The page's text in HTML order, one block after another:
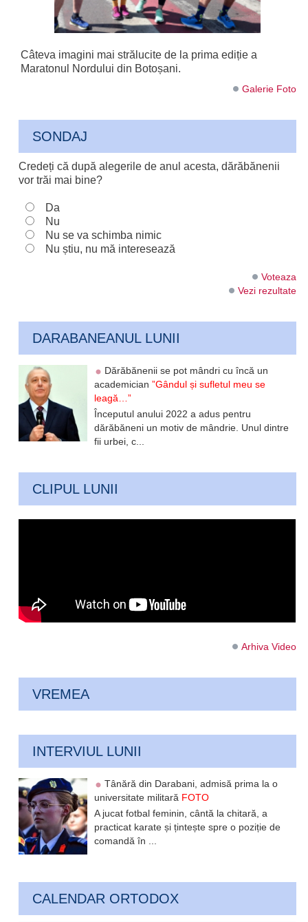
Câteva imagini mai strălucite de la prima ediție a
Maratonul Nordului din Botoșani.
Galerie Foto
SONDAJ
Credeți că după alegerile de anul acesta, dărăbănenii
vor trăi mai bine?
Da
Nu
Nu se va schimba nimic
Nu știu, nu mă interesează
Voteaza
Vezi rezultate
DARABANEANUL LUNII
Dărăbănenii se pot mândri cu încă un
academician”Gândul și sufletul meu se
leagă…”
Începutul anului 2022 a adus pentru
dărăbăneni un motiv de mândrie. Unul dintre
fii urbei, c...
CLIPUL LUNII
Arhiva Video
VREMEA
INTERVIUL LUNII
Tânără din Darabani, admisă prima la o
universitate militară FOTO
A jucat fotbal feminin, cântă la chitară, a
practicat karate și țintește spre o poziție de
comandă în ...
CALENDAR ORTODOX